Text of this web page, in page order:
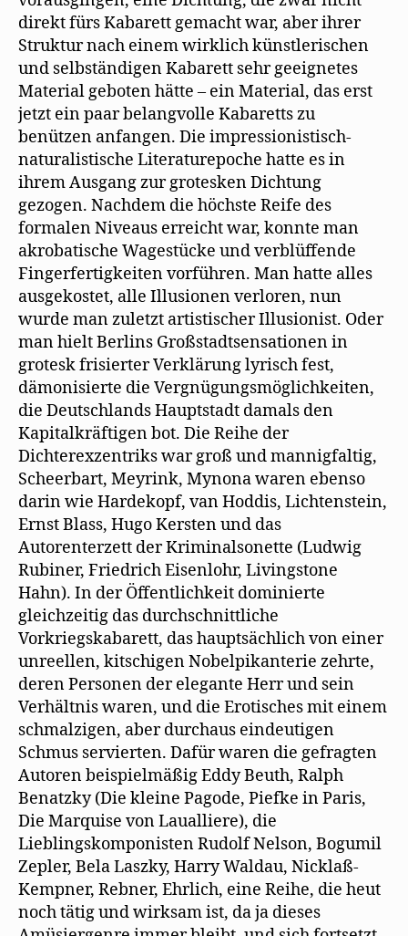
direkt fürs Kabarett gemacht war, aber ihrer
Struktur nach einem wirklich künstlerischen
und selbständigen Kabarett sehr geeignetes
Material geboten hätte – ein Material, das erst
jetzt ein paar belangvolle Kabaretts zu
benützen anfangen. Die impressionistisch-
naturalistische Literaturepoche hatte es in
ihrem Ausgang zur grotesken Dichtung
gezogen. Nachdem die höchste Reife des
formalen Niveaus erreicht war, konnte man
akrobatische Wagestücke und verblüffende
Fingerfertigkeiten vorführen. Man hatte alles
ausgekostet, alle Illusionen verloren, nun
wurde man zuletzt artistischer Illusionist. Oder
man hielt Berlins Großstadtsensationen in
grotesk frisierter Verklärung lyrisch fest,
dämonisierte die Vergnügungsmöglichkeiten,
die Deutschlands Hauptstadt damals den
Kapitalkräftigen bot. Die Reihe der
Dichterexzentriks war groß und mannigfaltig,
Scheerbart, Meyrink, Mynona waren ebenso
darin wie Hardekopf, van Hoddis, Lichtenstein,
Ernst Blass, Hugo Kersten und das
Autorenterzett der Kriminalsonette (Ludwig
Rubiner, Friedrich Eisenlohr, Livingstone
Hahn). In der Öffentlichkeit dominierte
gleichzeitig das durchschnittliche
Vorkriegskabarett, das hauptsächlich von einer
unreellen, kitschigen Nobelpikanterie zehrte,
deren Personen der elegante Herr und sein
Verhältnis waren, und die Erotisches mit einem
schmalzigen, aber durchaus eindeutigen
Schmus servierten. Dafür waren die gefragten
Autoren beispielmäßig Eddy Beuth, Ralph
Benatzky (Die kleine Pagode, Piefke in Paris,
Die Marquise von Laualliere), die
Lieblingskomponisten Rudolf Nelson, Bogumil
Zepler, Bela Laszky, Harry Waldau, Nicklaß-
Kempner, Rebner, Ehrlich, eine Reihe, die heut
noch tätig und wirksam ist, da ja dieses